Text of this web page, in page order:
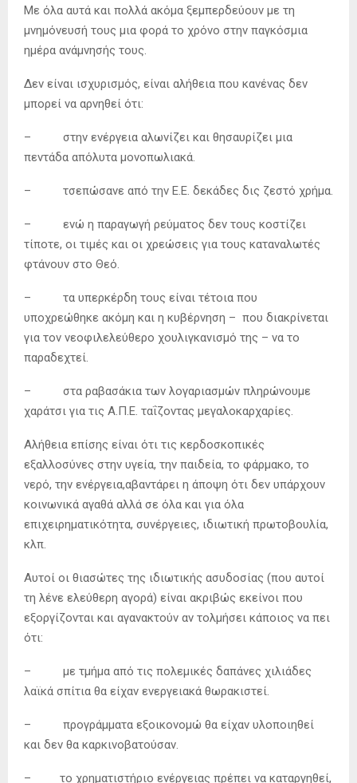
Με όλα αυτά και πολλά ακόμα ξεμπερδεύουν με τη
μνημόνευσή τους μια φορά το χρόνο στην παγκόσμια
ημέρα ανάμνησής τους.
Δεν είναι ισχυρισμός, είναι αλήθεια που κανένας δεν
μπορεί να αρνηθεί ότι:
– στην ενέργεια αλωνίζει και θησαυρίζει μια
πεντάδα απόλυτα μονοπωλιακά.
– τσεπώσανε από την Ε.Ε. δεκάδες δις ζεστό χρήμα.
– ενώ η παραγωγή ρεύματος δεν τους κοστίζει
τίποτε, οι τιμές και οι χρεώσεις για τους καταναλωτές
φτάνουν στο Θεό.
– τα υπερκέρδη τους είναι τέτοια που
υποχρεώθηκε ακόμη και η κυβέρνηση – που διακρίνεται
για τον νεοφιλελεύθερο χουλιγκανισμό της – να το
παραδεχτεί.
– στα ραβασάκια των λογαριασμών πληρώνουμε
χαράτσι για τις Α.Π.Ε. ταΐζοντας μεγαλοκαρχαρίες.
Αλήθεια επίσης είναι ότι τις κερδοσκοπικές
εξαλλοσύνες στην υγεία, την παιδεία, το φάρμακο, το
νερό, την ενέργεια,αβαντάρει η άποψη ότι δεν υπάρχουν
κοινωνικά αγαθά αλλά σε όλα και για όλα
επιχειρηματικότητα, συνέργειες, ιδιωτική πρωτοβουλία,
κλπ.
Αυτοί οι θιασώτες της ιδιωτικής ασυδοσίας (που αυτοί
τη λένε ελεύθερη αγορά) είναι ακριβώς εκείνοι που
εξοργίζονται και αγανακτούν αν τολμήσει κάποιος να πει
ότι:
– με τμήμα από τις πολεμικές δαπάνες χιλιάδες
λαϊκά σπίτια θα είχαν ενεργειακά θωρακιστεί.
– προγράμματα εξοικονομώ θα είχαν υλοποιηθεί
και δεν θα καρκινοβατούσαν.
– το χρηματιστήριο ενέργειας πρέπει να καταργηθεί,